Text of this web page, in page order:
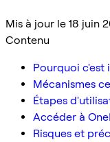
Mis à jour le 18 juin
Contenu
Pourquoi c'est
Mécanismes
Étapes
Accéder à
Risques et